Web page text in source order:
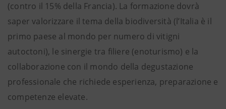
(contro il 15% della Francia). La formazione dovrà
saper valorizzare il tema della biodiversità (l’Italia è il
primo paese al mondo per numero di vitigni
autoctoni), le sinergie tra filiere (enoturismo) e la
collaborazione con il mondo della degustazione
professionale che richiede esperienza, preparazione e
competenze elevate.